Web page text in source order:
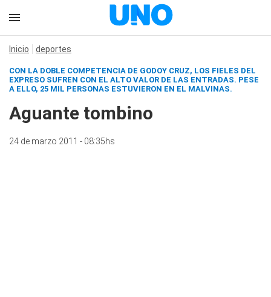
Inicio deportes
CON LA DOBLE COMPETENCIA DE GODOY CRUZ, LOS FIELES DEL
EXPRESO SUFREN CON EL ALTO VALOR DE LAS ENTRADAS. PESE
A ELLO, 25 MIL PERSONAS ESTUVIERON EN EL MALVINAS.
Aguante tombino
24 de marzo 2011 - 08:35hs